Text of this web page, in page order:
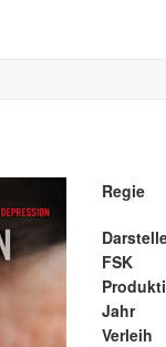
Regie
FSK
Jahr
Verleih